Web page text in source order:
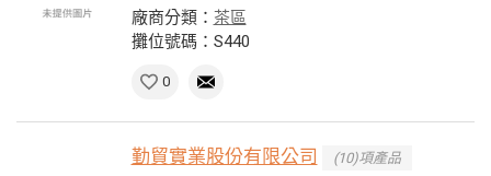
廠商分類： 茶區
攤位號碼：S440
0
勤貿實業股份有限公司 (10)項產品